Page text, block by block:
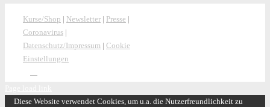
Kurse/Shop | Newsletter | Presse |
Coronavirus |
Datenschutz/Impressum | Cookie
Einstellungen
Diese Website verwendet Cookies, um u.a. die Nutzerfreundlichkeit zu